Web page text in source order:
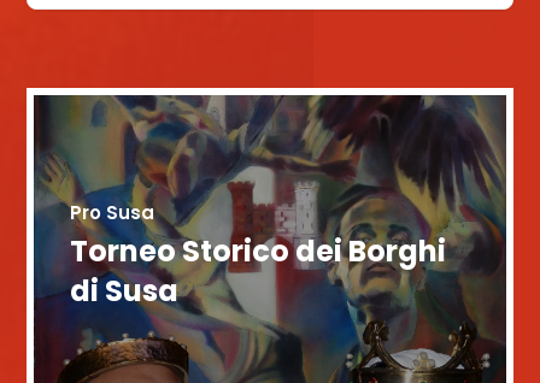
Pro Susa
Torneo Storico dei Borghi
di Susa